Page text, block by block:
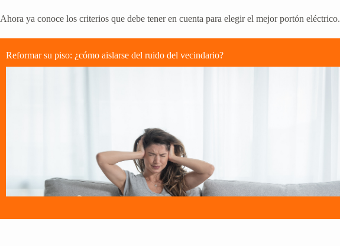
Ahora ya conoce los criterios que debe tener en cuenta para elegir el mejor portón eléctrico.
Reformar su piso: ¿cómo aislarse del ruido del vecindario?